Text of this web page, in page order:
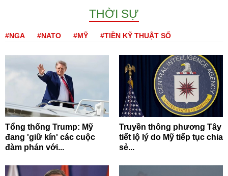
THỜI SỰ
#NGA #NATO #MỸ #TIỀN KỸ THUẬT SỐ
Tổng thống Trump: Mỹ
đang 'giữ kín' các cuộc
đàm phán với...
Truyền thông phương Tây
tiết lộ lý do Mỹ tiếp tục chia
sẻ...